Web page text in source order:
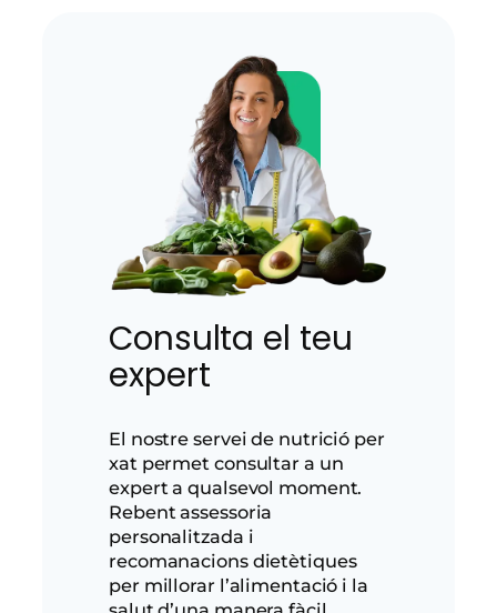
Consulta el teu
expert
El nostre servei de nutrició per
xat permet consultar a un
expert a qualsevol moment.
Rebent assessoria
personalitzada i
recomanacions dietètiques
per millorar l’alimentació i la